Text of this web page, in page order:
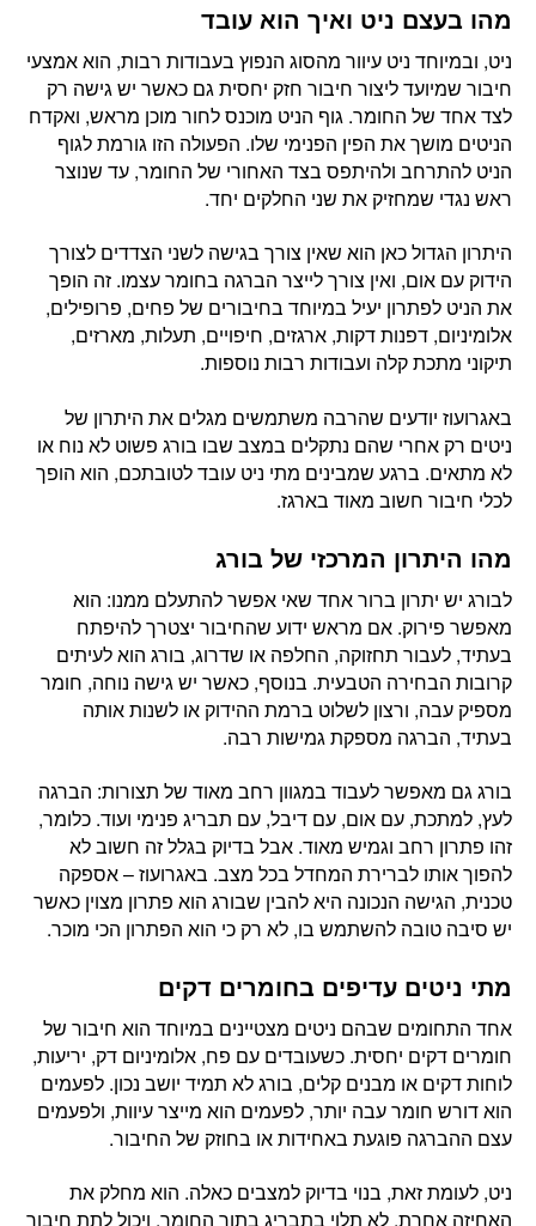
מהו בעצם ניט ואיך הוא עובד
ניט, ובמיוחד ניט עיוור מהסוג הנפוץ בעבודות רבות, הוא אמצעי
חיבור שמיועד ליצור חיבור חזק יחסית גם כאשר יש גישה רק
לצד אחד של החומר. גוף הניט מוכנס לחור מוכן מראש, ואקדח
הניטים מושך את הפין הפנימי שלו. הפעולה הזו גורמת לגוף
הניט להתרחב ולהיתפס בצד האחורי של החומר, עד שנוצר
ראש נגדי שמחזיק את שני החלקים יחד.
היתרון הגדול כאן הוא שאין צורך בגישה לשני הצדדים לצורך
הידוק עם אום, ואין צורך לייצר הברגה בחומר עצמו. זה הופך
את הניט לפתרון יעיל במיוחד בחיבורים של פחים, פרופילים,
אלומיניום, דפנות דקות, ארגזים, חיפויים, תעלות, מארזים,
תיקוני מתכת קלה ועבודות רבות נוספות.
באגרועוז יודעים שהרבה משתמשים מגלים את היתרון של
ניטים רק אחרי שהם נתקלים במצב שבו בורג פשוט לא נוח או
לא מתאים. ברגע שמבינים מתי ניט עובד לטובתכם, הוא הופך
לכלי חיבור חשוב מאוד בארגז.
מהו היתרון המרכזי של בורג
לבורג יש יתרון ברור אחד שאי אפשר להתעלם ממנו: הוא
מאפשר פירוק. אם מראש ידוע שהחיבור יצטרך להיפתח
בעתיד, לעבור תחזוקה, החלפה או שדרוג, בורג הוא לעיתים
קרובות הבחירה הטבעית. בנוסף, כאשר יש גישה נוחה, חומר
מספיק עבה, ורצון לשלוט ברמת ההידוק או לשנות אותה
בעתיד, הברגה מספקת גמישות רבה.
בורג גם מאפשר לעבוד במגוון רחב מאוד של תצורות: הברגה
לעץ, למתכת, עם אום, עם דיבל, עם תבריג פנימי ועוד. כלומר,
זהו פתרון רחב וגמיש מאוד. אבל בדיוק בגלל זה חשוב לא
להפוך אותו לברירת המחדל בכל מצב. באגרועוז – אספקה
טכנית, הגישה הנכונה היא להבין שבורג הוא פתרון מצוין כאשר
יש סיבה טובה להשתמש בו, לא רק כי הוא הפתרון הכי מוכר.
מתי ניטים עדיפים בחומרים דקים
אחד התחומים שבהם ניטים מצטיינים במיוחד הוא חיבור של
חומרים דקים יחסית. כשעובדים עם פח, אלומיניום דק, יריעות,
לוחות דקים או מבנים קלים, בורג לא תמיד יושב נכון. לפעמים
הוא דורש חומר עבה יותר, לפעמים הוא מייצר עיוות, ולפעמים
עצם ההברגה פוגעת באחידות או בחוזק של החיבור.
ניט, לעומת זאת, בנוי בדיוק למצבים כאלה. הוא מחלק את
האחיזה אחרת, לא תלוי בתבריג בתוך החומר, ויכול לתת חיבור